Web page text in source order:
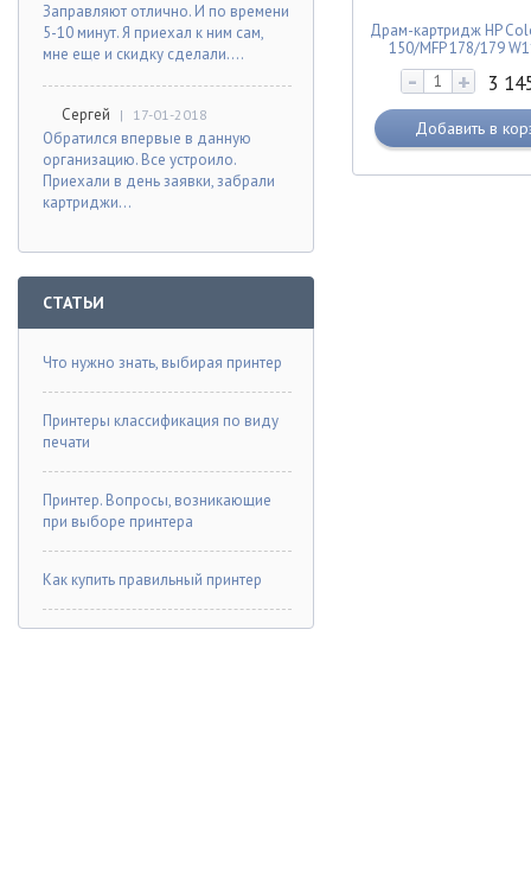
Заправляют отлично. И по времени
5-10 минут. Я приехал к ним сам,
мне еще и скидку сделали....
Сергей | 17-01-2018
Обратился впервые в данную
организацию. Все устроило.
Приехали в день заявки, забрали
картриджи...
СТАТЬИ
Что нужно знать, выбирая принтер
Принтеры классификация по виду
печати
Принтер. Вопросы, возникающие
при выборе принтера
Как купить правильный принтер
Драм-картридж HP
150/MFP 178/179
(120A) (16k) 7Q
Драм-картридж HP
150/MFP 178/179
(120A) (16k)
- + 3
Добавить в